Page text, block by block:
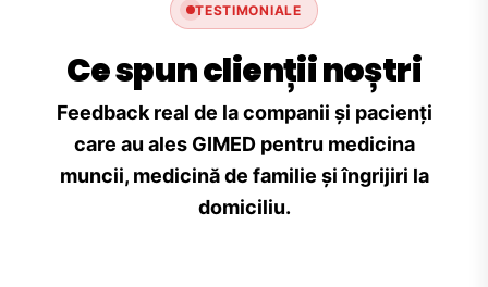
TESTIMONIALE
Ce spun clienții noștri
Feedback real de la companii și pacienți
care au ales GIMED pentru medicina
muncii, medicină de familie și îngrijiri la
domiciliu.